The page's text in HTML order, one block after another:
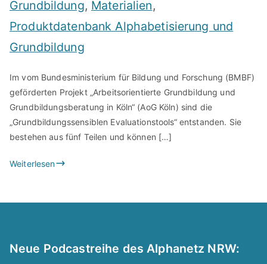
Grundbildung, Materialien,
Produktdatenbank Alphabetisierung und
Grundbildung
Im vom Bundesministerium für Bildung und Forschung (BMBF)
geförderten Projekt „Arbeitsorientierte Grundbildung und
Grundbildungsberatung in Köln“ (AoG Köln) sind die
„Grundbildungssensiblen Evaluationstools“ entstanden. Sie
bestehen aus fünf Teilen und können […]
Weiterlesen
Neue Podcastreihe des Alphanetz NRW: